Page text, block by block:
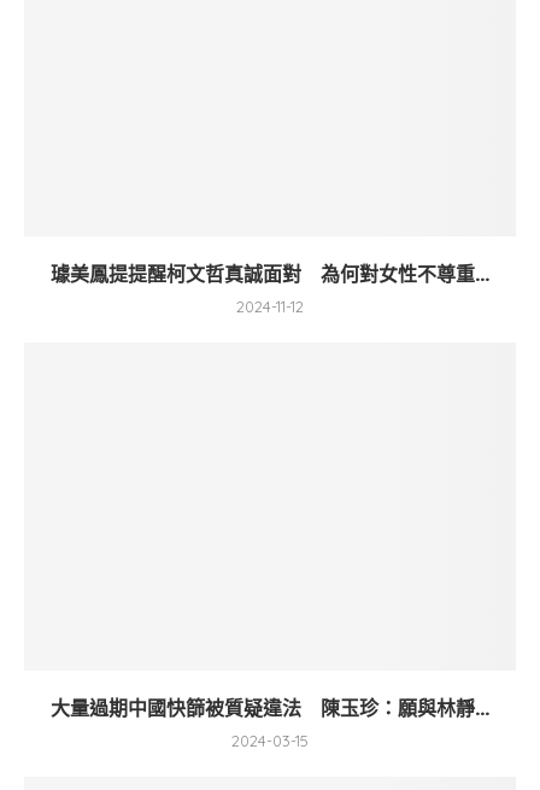
璩美鳳提提醒柯文哲真誠面對 為何對女性不尊重...
2024-11-12
大量過期中國快篩被質疑違法 陳玉珍：願與林靜...
2024-03-15